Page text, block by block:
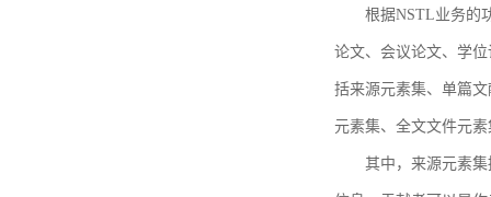
根据NSTL业务的
论文、会议论文、学
括来源元素集、单篇
元素集、全文文件元
其中，来源元素